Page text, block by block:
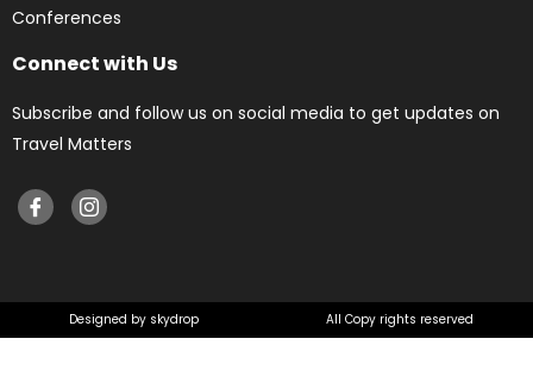
Conferences
Connect with Us
Subscribe and follow us on social media to get updates on
Travel Matters
Designed by skydrop All Copy rights reserved